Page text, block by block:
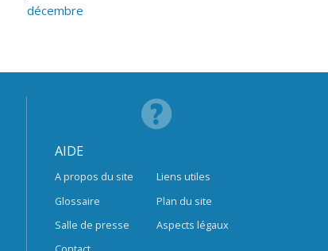
décembre
AIDE
A propos du site
Glossaire
Salle de presse
Liens utiles
Plan du site
Aspects légaux